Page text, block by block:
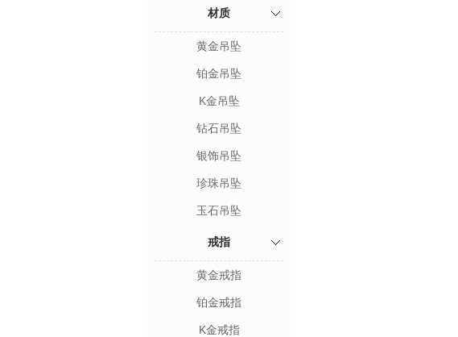
材质
黄金吊坠
铂金吊坠
K金吊坠
钻石吊坠
银饰吊坠
珍珠吊坠
玉石吊坠
戒指
黄金戒指
铂金戒指
K金戒指